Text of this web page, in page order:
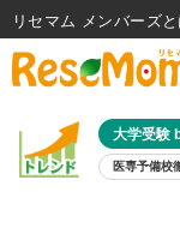
大学受験
医専予備校
リセマム メンバーズ